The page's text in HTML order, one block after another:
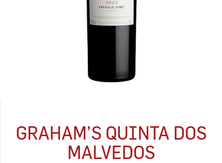
GRAHAM’S QUINTA DOS
MALVEDOS